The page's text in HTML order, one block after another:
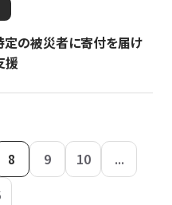
定の被災者に寄付を届け
援
8 9 10
...